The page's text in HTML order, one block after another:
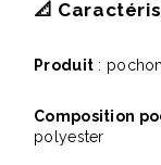
📐
Produit :
Composition
polyester